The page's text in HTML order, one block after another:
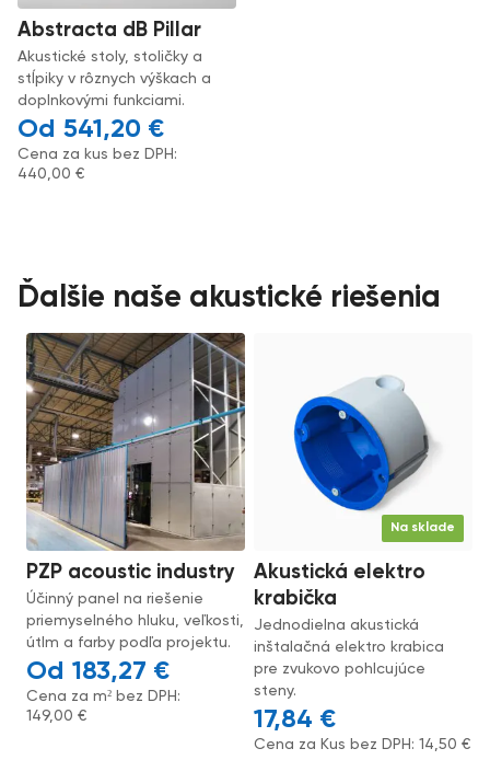
Abstracta dB Pillar
Akustické stoly, stoličky a
stĺpiky v rôznych výškach a
doplnkovými funkciami.
541,20 €
Cena za kus bez DPH:
440,00 €
Ďalšie naše akustické riešenia
PZP acoustic industry
Účinný panel na riešenie
priemyselného hluku, veľkosti,
útlm a farby podľa projektu.
183,27 €
Cena za m² bez DPH:
149,00€
Na sklade
Akustická elektro
krabička
Jednodielna akustická
inštalačná elektro krabica
pre zvukovo pohlcujúce
steny.
17,84 €
Cena za Kus bez DPH:14,50€